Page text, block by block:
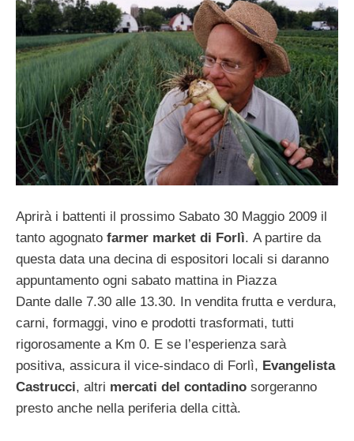
Aprirà i battenti il prossimo Sabato 30 Maggio 2009 il
tanto agognato farmer market di Forlì. A partire da
questa data una decina di espositori locali si daranno
appuntamento ogni sabato mattina in Piazza
Dante dalle 7.30 alle 13.30. In vendita frutta e verdura,
carni, formaggi, vino e prodotti trasformati, tutti
rigorosamente a Km 0. E se l’esperienza sarà
positiva, assicura il vice-sindaco di Forlì, Evangelista
Castrucci, altri mercati del contadino sorgeranno
presto anche nella periferia della città.